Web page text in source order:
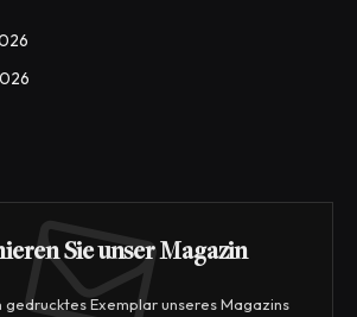
Sie unser Magazin
gedrucktes Exemplar unseres Magazins